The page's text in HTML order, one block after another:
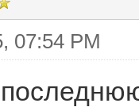
07:54 PM